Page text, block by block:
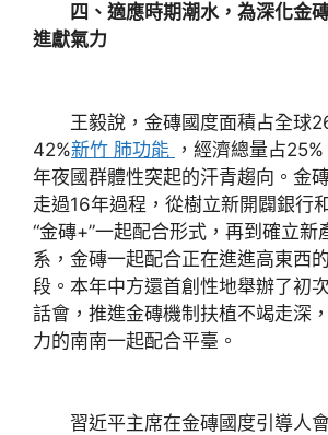
四、適應時期潮水，為深化金
進獻氣力
王毅說，金磚國度面積占全球
42%新竹 肺功能 ，經濟總量占
年夜國群體性突起的汗青趨向。金
走過16年過程，從樹立新開闢銀行
“金磚+”一起配合形式，再到確立新
系，金磚一起配合正在進進高東西
段。本年中方還首創性地舉辦了初
話會，推進金磚機制扶植不竭走深
力的南南一起配合平臺。
習近平主席在金磚國度引導人